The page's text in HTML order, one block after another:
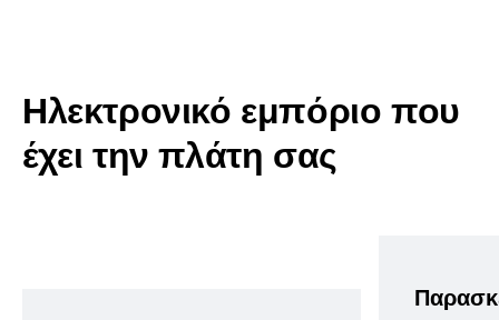
Ηλεκτρονικό εμπόριο που
έχει την πλάτη σας